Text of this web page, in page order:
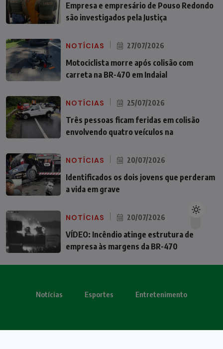
Empresa e empresário de Pouso Redondo
são investigados pela Justiça
NOTÍCIAS 27/07/2026
Motociclista morre após colisão com
carreta na BR-470 em Indaial
NOTÍCIAS 25/07/2026
Três pessoas ficam feridas em colisão
envolvendo quatro veículos na
NOTÍCIAS 20/07/2026
Identificados os dois jovens que perderam
a vida em grave
NOTÍCIAS 20/07/2026
VÍDEO: Incêndio atinge estrutura de
empresa às margens da BR-470
Notícias Esportes Entretenimento